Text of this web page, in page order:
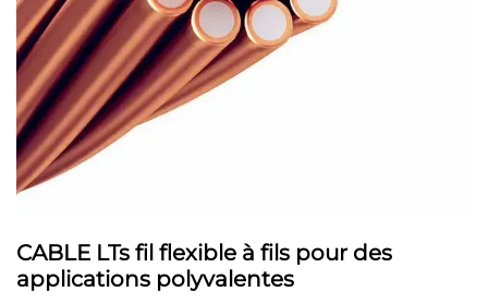
CABLE LTs fil flexible à fils pour des
applications polyvalentes